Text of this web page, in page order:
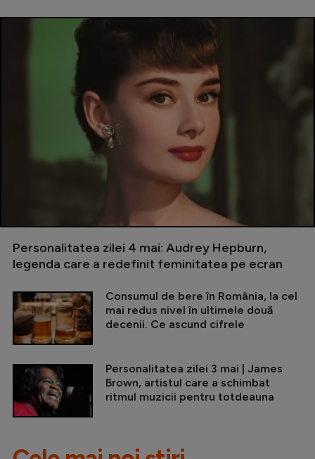
Personalitatea zilei 4 mai: Audrey Hepburn,
legenda care a redefinit feminitatea pe ecran
Consumul de bere în România, la cel
mai redus nivel în ultimele două
decenii. Ce ascund cifrele
Personalitatea zilei 3 mai | James
Brown, artistul care a schimbat
ritmul muzicii pentru totdeauna